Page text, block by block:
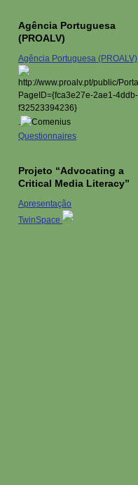
Agência Portuguesa
(PROALV)
Agência Portuguesa (PROALV)
.
Questionnaires
Projeto “Advocating a
Critical Media Literacy”
Apresentação
TwinSpace